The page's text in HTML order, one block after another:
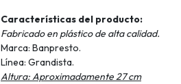
Características del producto:
Fabricado en plástico de alta calidad.
Marca: Banpresto.
Línea: Grandista.
Altura: Aproximadamente 27 cm